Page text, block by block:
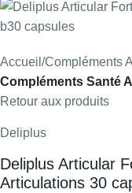
Accueil Compléments
Compléments Santé
Retour aux produits
Deliplus
Deliplus Articular
Articulations 30